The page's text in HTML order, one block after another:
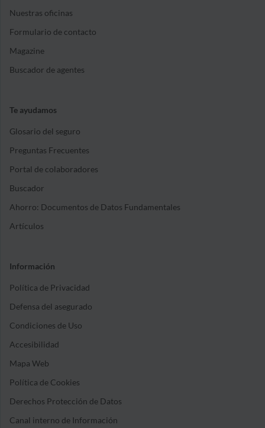
Nuestras oficinas
Formulario de contacto
Magazine
Buscador de agentes
Te ayudamos
Glosario del seguro
Preguntas Frecuentes
Portal de colaboradores
Buscador
Ahorro: Documentos de Datos Fundamentales
Artículos
Información
Política de Privacidad
Defensa del asegurado
Condiciones de Uso
Accesibilidad
Mapa Web
Política de Cookies
Derechos Protección de Datos
Canal interno de Información